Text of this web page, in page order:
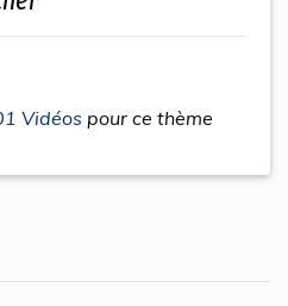
Vidéos pour ce thème